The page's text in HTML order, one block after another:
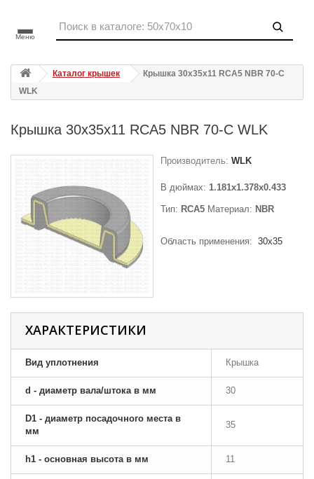
Меню
Каталог крышек
Крышка 30x35x11 RCA5 NBR 70-C
WLK
Крышка 30x35x11 RCA5 NBR 70-C WLK
Производитель: WLK
В дюймах: 1.181x1.378x0.433
Тип: RCA5 Материал: NBR
Область применения: 30x35
ХАРАКТЕРИСТИКИ
Вид уплотнения Крышка
d - диаметр вала/штока в мм 30
D1 - диаметр посадочного места в
мм
35
h1 - основная высота в мм 11